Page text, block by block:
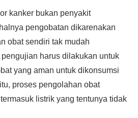
kanker bukan penyakit
pengobatan dikarenakan
obat sendiri tak mudah
harus dilakukan untuk
yang aman untuk dikonsumsi
proses pengolahan obat
listrik yang tentunya tidak